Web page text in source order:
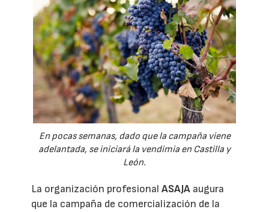
En pocas semanas, dado que la campaña viene
adelantada, se iniciará la vendimia en Castilla y
León.
La organización profesionalASAJA augura
que la campaña de comercialización de la